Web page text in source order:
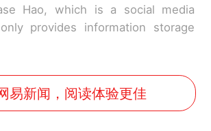
Hao, which is a social media
provides information storage
易新闻，阅读体验更佳